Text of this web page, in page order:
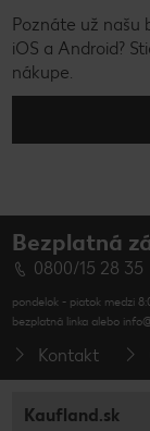
Poznáte už našu
iOS a Android?
nákupe.
Bezplatná
0800/15 28 35
pondelok - piatok medzi
bezplatná linka alebo
Kontakt
Kaufland.sk